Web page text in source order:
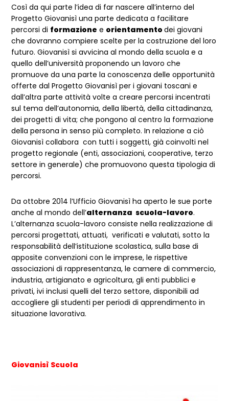
Così da qui parte l’idea di far nascere all’interno del
Progetto Giovanisì una parte dedicata a facilitare
percorsi di formazione e orientamentodei giovani
che dovranno compiere scelte per la costruzione del loro
futuro. Giovanisì si avvicina al mondo della scuola e a
quello dell’università proponendo un lavoro che
promuove da una parte la conoscenza delle opportunità
offerte dal Progetto Giovanisì per i giovani toscani e
dall’altra parte attività volte a creare percorsi incentrati
sul tema dell’autonomia, della libertà, della cittadinanza,
dei progetti di vita; che pongono al centro la formazione
della persona in senso più completo. In relazione a ciò
Giovanisì collabora con tutti i soggetti, già coinvolti nel
progetto regionale (enti, associazioni, cooperative, terzo
settore in generale) che promuovono questa tipologia di
percorsi.
Da ottobre 2014 l’Ufficio Giovanisì ha aperto le sue porte
anche al mondo dell’alternanza scuola-lavoro.
L’alternanza scuola-lavoro consiste nella realizzazione di
percorsi progettati, attuati, verificati e valutati, sotto la
responsabilità dell’istituzione scolastica, sulla base di
apposite convenzioni con le imprese, le rispettive
associazioni di rappresentanza, le camere di commercio,
industria, artigianato e agricoltura, gli enti pubblici e
privati, ivi inclusi quelli del terzo settore, disponibili ad
accogliere gli studenti per periodi di apprendimento in
situazione lavorativa.
Giovanisì Scuola